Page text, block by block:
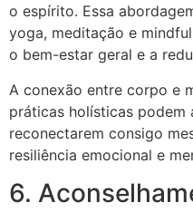
o espírito. Essa
yoga, meditação e
o bem-estar geral e a
A conexão entre corpo e
práticas holísticas podem
reconectarem consigo
resiliência emocional e
6.